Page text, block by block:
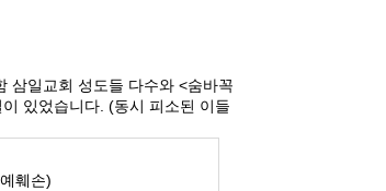
삼일교회 성도들 다수와 <숨바꼭
있었습니다 . (동시 피소된 이들
훼손)